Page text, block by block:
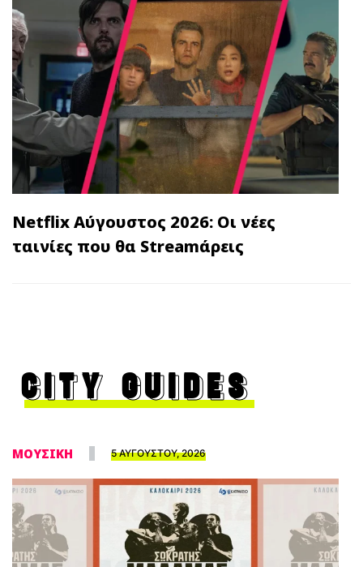
Netflix Αύγουστος 2026: Οι νέες
ταινίες που θα Streamάρεις
CITY GUIDES
ΜΟΥΣΙΚΗ 5 ΑΥΓΟΥΣΤΟΥ, 2026